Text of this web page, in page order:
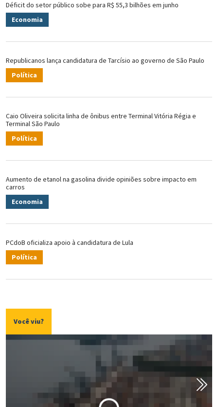
Déficit do setor público sobe para R$ 55,3 bilhões em junho
Economia
Republicanos lança candidatura de Tarcísio ao governo de São Paulo
Política
Caio Oliveira solicita linha de ônibus entre Terminal Vitória Régia e
Terminal São Paulo
Política
Aumento de etanol na gasolina divide opiniões sobre impacto em
carros
Economia
PCdoB oficializa apoio à candidatura de Lula
Política
Você viu?